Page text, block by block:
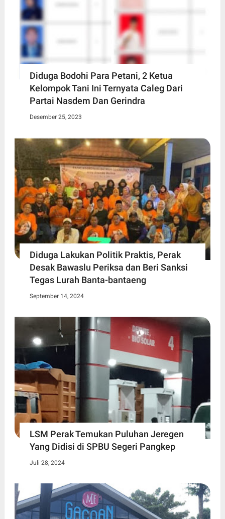
Diduga Bodohi Para Petani, 2 Ketua
Kelompok Tani Ini Ternyata Caleg Dari
Partai Nasdem Dan Gerindra
Desember 25, 2023
Diduga Lakukan Politik Praktis, Perak
Desak Bawaslu Periksa dan Beri Sanksi
Tegas Lurah Banta-bantaeng
September 14, 2024
LSM Perak Temukan Puluhan Jeregen
Yang Didisi di SPBU Segeri Pangkep
Juli 28, 2024